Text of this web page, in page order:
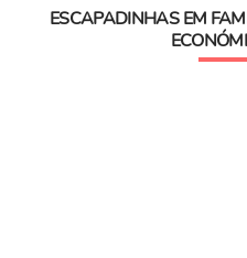
ESCAPADINHAS EM